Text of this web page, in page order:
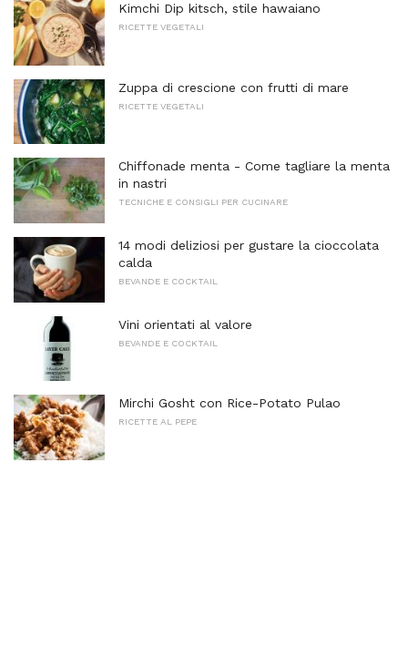
Kimchi Dip kitsch, stile hawaiano
RICETTE VEGETALI
Zuppa di crescione con frutti di mare
RICETTE VEGETALI
Chiffonade menta - Come tagliare la menta
in nastri
TECNICHE E CONSIGLI PER CUCINARE
14 modi deliziosi per gustare la cioccolata
calda
BEVANDE E COCKTAIL
Vini orientati al valore
BEVANDE E COCKTAIL
Mirchi Gosht con Rice-Potato Pulao
RICETTE AL PEPE